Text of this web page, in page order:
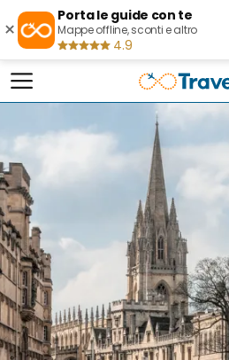
×
Porta le guide con te
Mappe offline, sconti e altro
4.9